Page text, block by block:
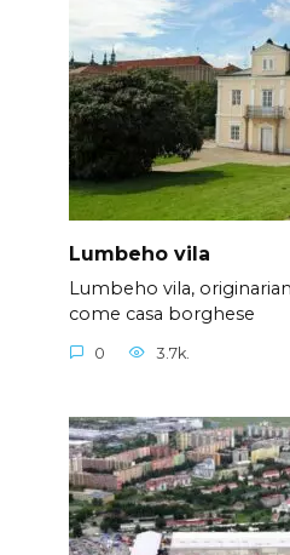
Lumbeho vila
Lumbeho vila,
come casa borghese
0 3.7k.